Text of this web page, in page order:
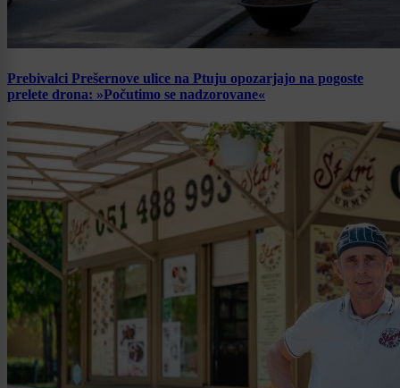
Prebivalci Prešernove ulice na Ptuju opozarjajo na pogoste
prelete drona: »Počutimo se nadzorovane«